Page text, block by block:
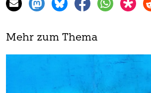
Mehr zum Thema